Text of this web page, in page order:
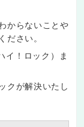
からないことや
ださい。
イ！ロック）ま
クが解決いたし